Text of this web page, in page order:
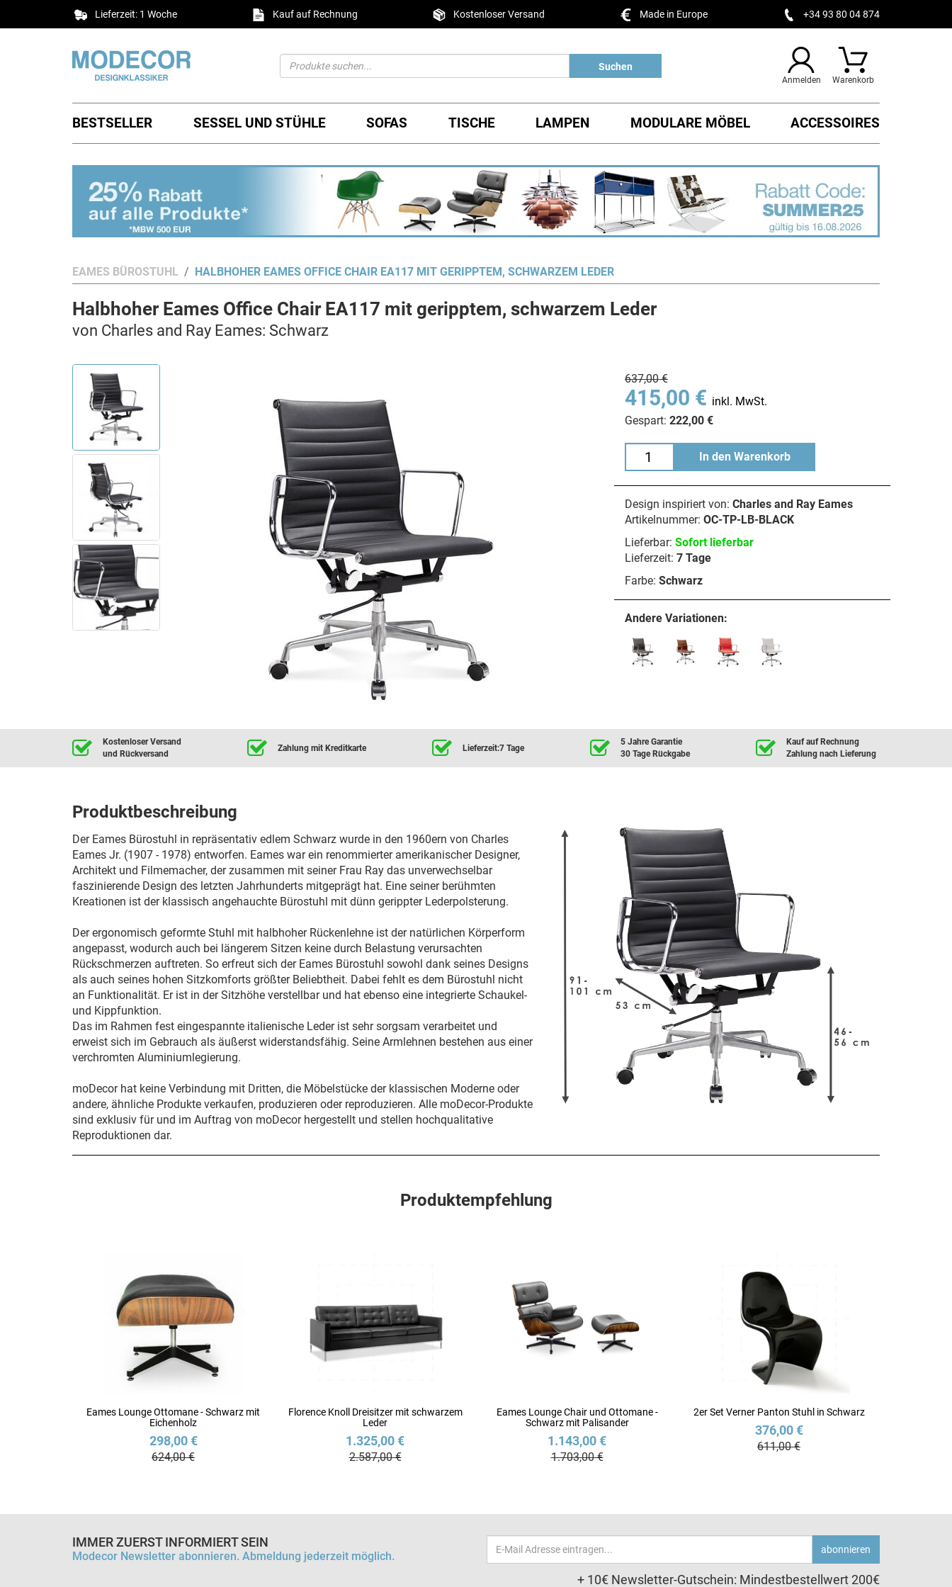
Lieferzeit: 1 Woche Kauf auf Rechnung Kostenloser Versand Made in Europe +34 93 80 04 874
Suchen
Anmelden Warenkorb
BESTSELLER SESSEL UND STÜHLE SOFAS TISCHE LAMPEN MODULARE MÖBEL ACCESSOIRES
EAMES BÜROSTUHL HALBHOHER EAMES OFFICE CHAIR EA117 MIT GERIPPTEM, SCHWARZEM LEDER
Halbhoher Eames Office Chair EA117 mit geripptem, schwarzem Leder
von Charles and Ray Eames: Schwarz
637,00 €
415,00 € inkl. MwSt.
Gespart: 222,00 €
In den Warenkorb
Design inspiriert von: Charles and Ray Eames
Artikelnummer: OC-TP-LB-BLACK
Lieferbar: Sofort lieferbar
Lieferzeit: 7 Tage
Farbe: Schwarz
Andere Variationen:
Kostenloser Versand
und Rückversand
Zahlung mit Kreditkarte Lieferzeit:7 Tage
5 Jahre Garantie
30 Tage Rückgabe
Kauf auf Rechnung
Zahlung nach Lieferung
Produktbeschreibung
Der Eames Bürostuhl in repräsentativ edlem Schwarz wurde in den 1960ern von Charles
Eames Jr. (1907 - 1978) entworfen. Eames war ein renommierter amerikanischer Designer,
Architekt und Filmemacher, der zusammen mit seiner Frau Ray das unverwechselbar
faszinierende Design des letzten Jahrhunderts mitgeprägt hat. Eine seiner berühmten
Kreationen ist der klassisch angehauchte Bürostuhl mit dünn gerippter Lederpolsterung.
Der ergonomisch geformte Stuhl mit halbhoher Rückenlehne ist der natürlichen Körperform
angepasst, wodurch auch bei längerem Sitzen keine durch Belastung verursachten
Rückschmerzen auftreten. So erfreut sich der Eames Bürostuhl sowohl dank seines Designs
als auch seines hohen Sitzkomforts größter Beliebtheit. Dabei fehlt es dem Bürostuhl nicht
an Funktionalität. Er ist in der Sitzhöhe verstellbar und hat ebenso eine integrierte Schaukel-
und Kippfunktion.
Das im Rahmen fest eingespannte italienische Leder ist sehr sorgsam verarbeitet und
erweist sich im Gebrauch als äußerst widerstandsfähig. Seine Armlehnen bestehen aus einer
verchromten Aluminiumlegierung.
moDecor hat keine Verbindung mit Dritten, die Möbelstücke der klassischen Moderne oder
andere, ähnliche Produkte verkaufen, produzieren oder reproduzieren. Alle moDecor-Produkte
sind exklusiv für und im Auftrag von moDecor hergestellt und stellen hochqualitative
Reproduktionen dar.
Produktempfehlung
Eames Lounge Ottomane - Schwarz mit
Eichenholz
298,00 €
624,00 €
Florence Knoll Dreisitzer mit schwarzem
Leder
1.325,00 €
2.587,00 €
Eames Lounge Chair und Ottomane -
Schwarz mit Palisander
1.143,00 €
1.703,00 €
2er Set Verner Panton Stuhl in Schwarz
376,00 €
611,00 €
IMMER ZUERST INFORMIERT SEIN
Modecor Newsletter abonnieren. Abmeldung jederzeit möglich.
Email-
Adresse
abonnieren
+ 10€ Newsletter-Gutschein: Mindestbestellwert 200€